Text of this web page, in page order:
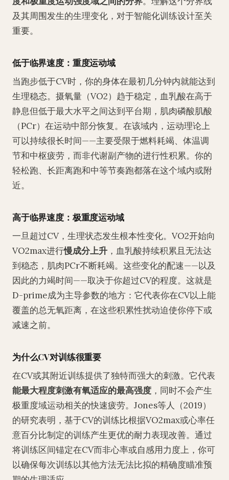
及其周围发生的生理变化，对于智能化训练设计至关
重要。
低于临界速度：重度运动域
当跑步低于CV时，你的身体在最初几分钟内就能达到
生理稳态。摄氧量（VO2）趋于稳定，血乳酸在高于
静息但低于最大水平之间达到平台期，肌肉磷酸肌酸
（PCr）在运动中部分恢复。在该域内，运动理论上
可以持续很长时间——主要受限于燃料耗竭、体温调
节和中枢疲劳，而非代谢副产物的进行性积累。你的
轻松跑、长距离跑和中等节奏跑都落在这个域内或附
近。
高于临界速度：极重度运动域
一旦超过CV，生理状态发生根本性变化。VO2开始向
VO2max进行慢成分上升 ，血乳酸持续积累且无法达
到稳态，肌肉PCr不断耗竭。这些变化的配速——以及
因此的力竭时间——取决于你超过CV的程度。这就是
D-prime成为主导参数的地方：它代表你在CV以上能
覆盖的总无氧距离，在这些积累性扰动迫使你停下或
减速之前。
为什么CV对训练很重要
在CV或其附近训练提供了独特而强大的刺激。它代表
能最大程度刺激有氧适应的最高强度 ，同时不会产生
极重度域运动相关的快速疲劳。Jones等人（2019）
的研究表明，基于CV的训练比根据VO2max或心率任
意百分比制定的训练产生更优的耐力表现改善。通过
将训练区间锚定在CV而非心率或自感用力度上，你可
以确保每次训练以其他方法无法比拟的精确度瞄准预